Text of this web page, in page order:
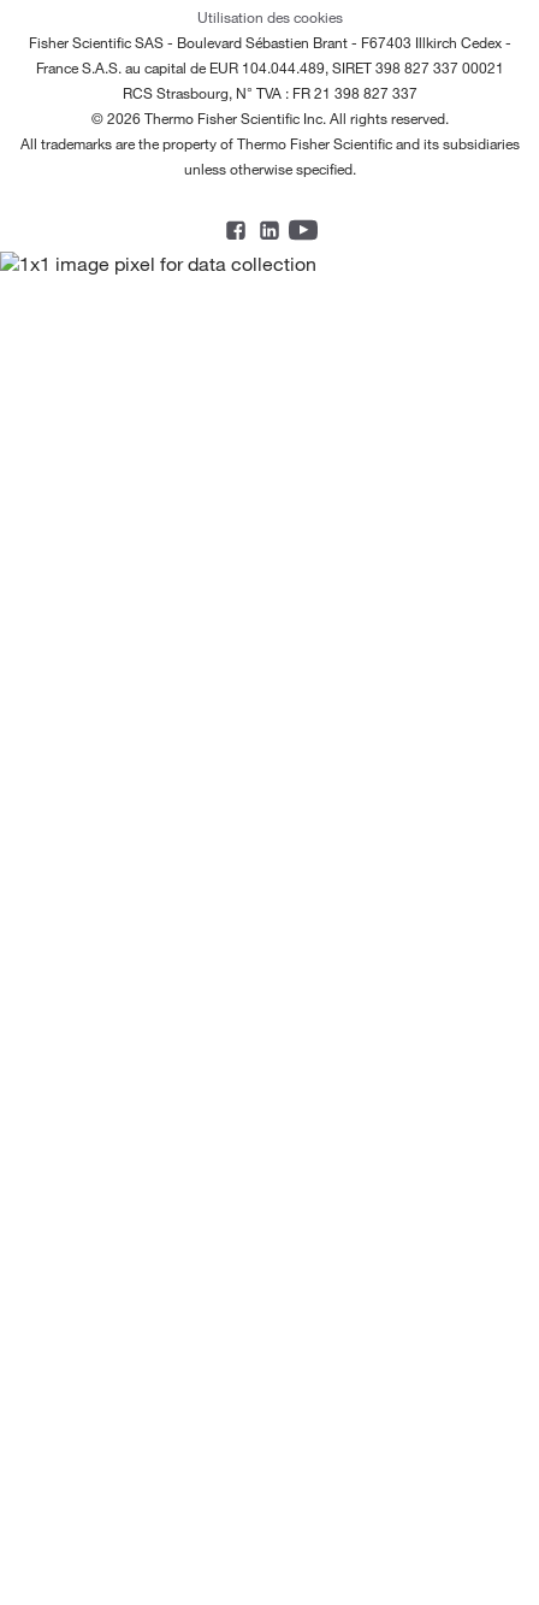
Utilisation des cookies
Fisher Scientific SAS - Boulevard Sébastien Brant - F67403 Illkirch Cedex -
FranceS.A.S. au capital de EUR 104.044.489, SIRET 398 827 337 00021
RCS Strasbourg, N° TVA : FR 21 398 827 337
© 2026 Thermo Fisher Scientific Inc. All rights reserved.
All trademarks are the property of Thermo Fisher Scientific and its subsidiaries
unless otherwise specified.